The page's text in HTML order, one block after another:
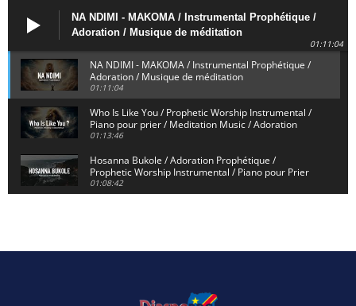
NA NDIMI - MAKOMA / Instrumental Prophétique /
Adoration / Musique de méditation
01:11:04
NA NDIMI - MAKOMA / Instrumental Prophétique /
Adoration / Musique de méditation
01:11:04
Who Is Like You / Prophetic Worship Instrumental /
Piano pour prier / Meditation Music / Adoration
01:13:46
Hosanna Bukole / Adoration Prophétique /
Prophetic Worship Instrumental / Piano pour Prier
01:08:42
Dieu de Secours - God of Rescue / Adoration
Yahweh Sabaoth / Prophetic Worship Instrumental